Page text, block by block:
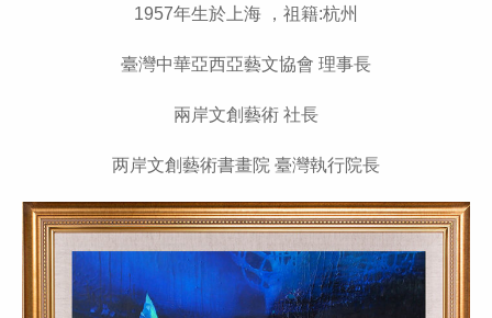
1957年生於上海 ， 祖籍:杭州
臺灣中華亞西亞藝文協會 理事長
兩岸文創藝術 社長
两岸文創藝術書畫院 臺灣執行院長